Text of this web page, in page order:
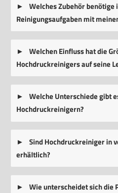
Welches Zubehör benötige
Reinigungsaufgaben mit
Welchen Einfluss hat die
Hochdruckreinigers auf seine
Welche Unterschiede gibt
Hochdruckreinigern?
Sind Hochdruckreiniger in
erhältlich?
Wie unterscheidet sich die